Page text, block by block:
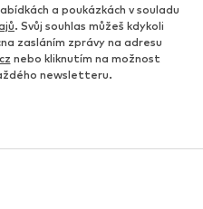
a poukázkách v souladu
. Svůj souhlas můžeš kdykoli
zasláním zprávy na adresu
nebo kliknutím na možnost
newsletteru.